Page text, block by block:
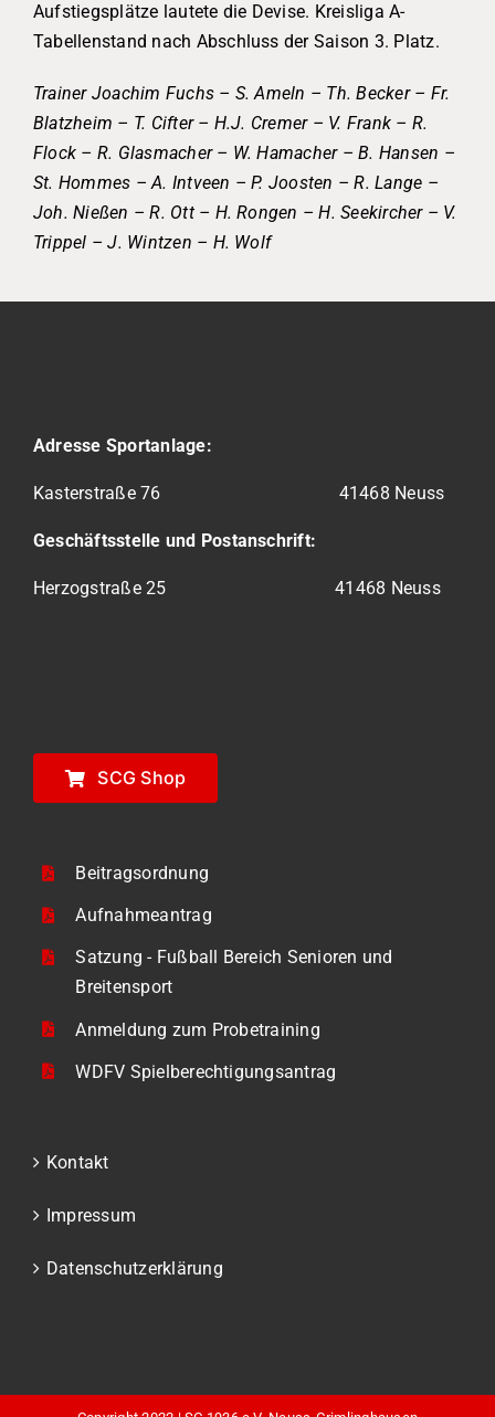
Aufstiegsplätze lautete die Devise. Kreisliga A-
Tabellenstand nach Abschluss der Saison 3. Platz.
Trainer Joachim Fuchs – S. Ameln – Th. Becker – Fr.
Blatzheim – T. Cifter – H.J. Cremer – V. Frank – R.
Flock – R. Glasmacher – W. Hamacher – B. Hansen –
St. Hommes – A. Intveen – P. Joosten – R. Lange –
Joh. Nießen – R. Ott – H. Rongen – H. Seekircher – V.
Trippel – J. Wintzen – H. Wolf
Adresse Sportanlage:
Kasterstraße 76 41468 Neuss
Geschäftsstelle und Postanschrift:
Herzogstraße 25 41468 Neuss
SCG Shop
Beitragsordnung
Aufnahmeantrag
Satzung - Fußball Bereich Senioren und
Breitensport
Anmeldung zum Probetraining
WDFV Spielberechtigungsantrag
Kontakt
Impressum
Datenschutzerklärung